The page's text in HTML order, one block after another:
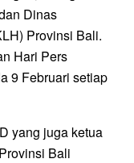
Dinas
Provinsi Bali.
Hari Pers
9 Februari setiap
yang juga ketua
Bali